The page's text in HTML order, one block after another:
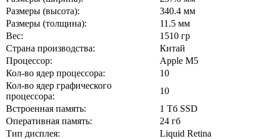
Размеры (высота):
340.4 мм
Размеры (толщина):
11.5 мм
Вес:
1510 гр
Страна производства:
Китай
Процессор:
Apple M5
Кол-во ядер процессора:
10
Кол-во ядер графического
процессора:
10
Встроенная память:
1 Tб SSD
Оперативная память:
24 гб
Тип дисплея:
Liquid Retina